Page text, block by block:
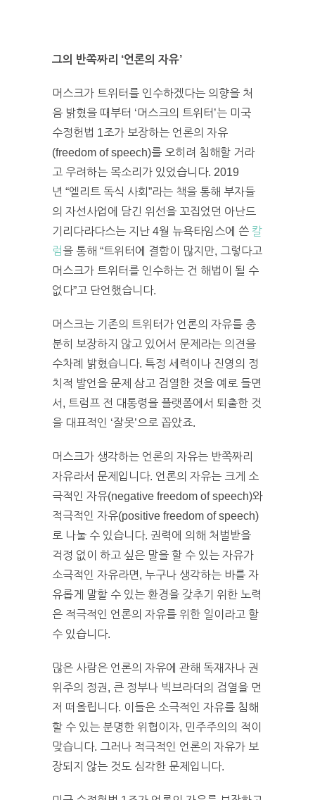
그의 반쪽짜리 ‘언론의 자유’
머스크가 트위터를 인수하겠다는 의향을 처
음 밝혔을 때부터 ‘머스크의 트위터’는 미국
수정헌법 1조가 보장하는 언론의 자유
(freedom of speech)를 오히려 침해할 거라
고 우려하는 목소리가 있었습니다. 2019
년 “엘리트 독식 사회”라는 책을 통해 부자들
의 자선사업에 담긴 위선을 꼬집었던 아난드
기리다라다스는 지난 4월 뉴욕타임스에 쓴 칼
럼을 통해 “트위터에 결함이 많지만, 그렇다고
머스크가 트위터를 인수하는 건 해법이 될 수
없다”고 단언했습니다.
머스크는 기존의 트위터가 언론의 자유를 충
분히 보장하지 않고 있어서 문제라는 의견을
수차례 밝혔습니다. 특정 세력이나 진영의 정
치적 발언을 문제 삼고 검열한 것을 예로 들면
서, 트럼프 전 대통령을 플랫폼에서 퇴출한 것
을 대표적인 ‘잘못’으로 꼽았죠.
머스크가 생각하는 언론의 자유는 반쪽짜리
자유라서 문제입니다. 언론의 자유는 크게 소
극적인 자유(negative freedom of speech)와
적극적인 자유(positive freedom of speech)
로 나눌 수 있습니다. 권력에 의해 처벌받을
걱정 없이 하고 싶은 말을 할 수 있는 자유가
소극적인 자유라면, 누구나 생각하는 바를 자
유롭게 말할 수 있는 환경을 갖추기 위한 노력
은 적극적인 언론의 자유를 위한 일이라고 할
수 있습니다.
많은 사람은 언론의 자유에 관해 독재자나 권
위주의 정권, 큰 정부나 빅브라더의 검열을 먼
저 떠올립니다. 이들은 소극적인 자유를 침해
할 수 있는 분명한 위협이자, 민주주의의 적이
맞습니다. 그러나 적극적인 언론의 자유가 보
장되지 않는 것도 심각한 문제입니다.